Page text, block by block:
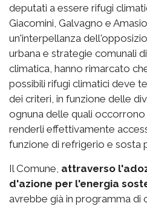
deputati a essere rifugi
Giacomini, Galvagno e
un'interpellanza
urbana e strategie comunali
climatica, hanno rimarcato
possibili rifugi climatici deve
dei criteri, in funzione delle
ognuna delle quali
renderli effettivamente
funzione di refrigerio e sosta
Il Comune, attraverso
d'azione per l'energia
avrebbe già in programma di